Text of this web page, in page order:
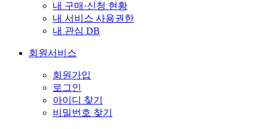
내 구매·신청 현황
내 서비스 사용권한
내 관심 DB
회원서비스
회원가입
로그인
아이디 찾기
비밀번호 찾기